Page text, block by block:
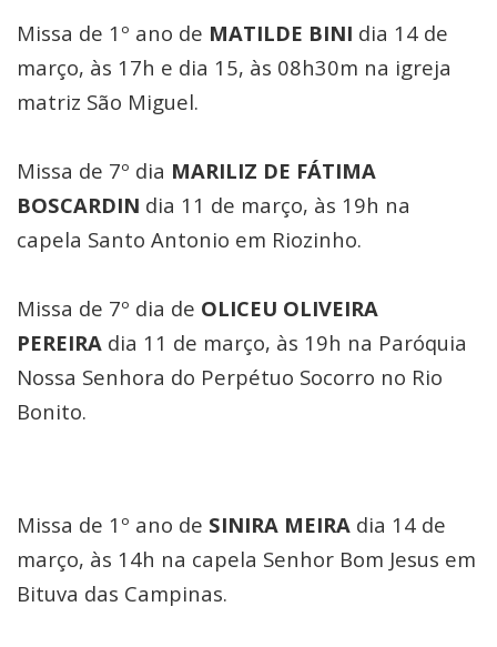
Missa de 1º ano de MATILDE BINI dia 14 de
março, às 17h e dia 15, às 08h30m na igreja
matriz São Miguel.
Missa de 7º dia MARILIZ DE FÁTIMA
BOSCARDIN dia 11 de março, às 19h na
capela Santo Antonio em Riozinho.
Missa de 7º dia de OLICEU OLIVEIRA
PEREIRA dia 11 de março, às 19h na Paróquia
Nossa Senhora do Perpétuo Socorro no Rio
Bonito.
Missa de 1º ano de SINIRA MEIRA dia 14 de
março, às 14h na capela Senhor Bom Jesus em
Bituva das Campinas.